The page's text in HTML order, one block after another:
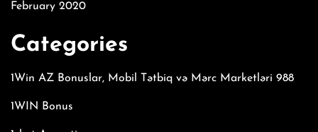
February 2020
Categories
1Win AZ Bonuslar, Mobil Tətbiq və Mərc Marketləri 988
1WIN Bonus